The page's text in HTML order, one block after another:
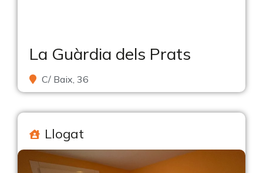
La Guàrdia dels Prats
C/ Baix, 36
Llogat